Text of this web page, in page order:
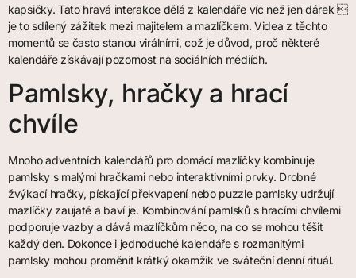
kapsičky. Tato hravá interakce dělá z kalendáře víc než jen dárek 
je to sdílený zážitek mezi majitelem a mazlíčkem. Videa z těchto
momentů se často stanou virálními, což je důvod, proč některé
kalendáře získávají pozornost na sociálních médiích.
Pamlsky, hračky a hrací
chvíle
Mnoho adventních kalendářů pro domácí mazlíčky kombinuje
pamlsky s malými hračkami nebo interaktivními prvky. Drobné
žvýkací hračky, pískající překvapení nebo puzzle pamlsky udržují
mazlíčky zaujaté a baví je. Kombinování pamlsků s hracími chvílemi
podporuje vazby a dává mazlíčkům něco, na co se mohou těšit
každý den. Dokonce i jednoduché kalendáře s rozmanitými
pamlsky mohou proměnit krátký okamžik ve sváteční denní rituál.